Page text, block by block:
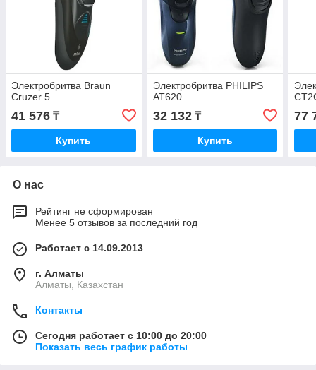
Электробритва Braun
Cruzer 5
41 576 ₸
Купить
Электробритва PHILIPS
AT620
32 132₸
Купить
77
О нас
Рейтинг не сформирован
Менее 5 отзывов за последний год
Работает с 14.09.2013
г. Алматы
Алматы, Казахстан
Контакты
Сегодня работает с 10:00 до 20:00
Показать весь график работы